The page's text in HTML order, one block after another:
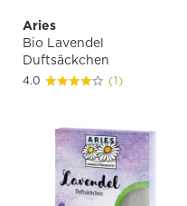
Aries
Bio Lavendel
Duftsäckchen
4.0 (1)